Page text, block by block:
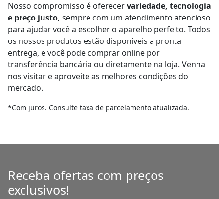
Nosso compromisso é oferecervariedade, tecnologia
e preço justo, sempre com um atendimento atencioso
para ajudar você a escolher o aparelho perfeito. Todos
os nossos produtos estão disponíveis a pronta
entrega, e você pode comprar online por
transferência bancária ou diretamente na loja. Venha
nos visitar e aproveite as melhores condições do
mercado.
*Com juros. Consulte taxa de parcelamento atualizada.
Receba ofertas com preços
exclusivos!